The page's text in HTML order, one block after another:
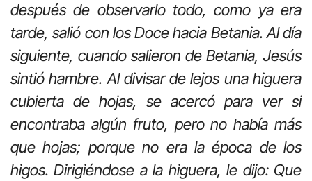
después de observarlo todo, como ya era
tarde, salió con los Doce hacia Betania. Al día
siguiente, cuando salieron de Betania, Jesús
sintió hambre. Al divisar de lejos una higuera
cubierta de hojas, se acercó para ver si
encontraba algún fruto, pero no había más
que hojas; porque no era la época de los
higos. Dirigiéndose a la higuera, le dijo: Que